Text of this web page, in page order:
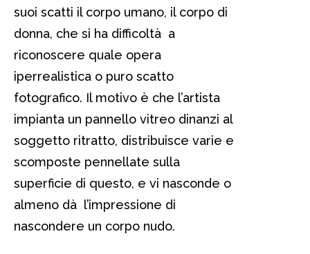
suoi scatti il corpo umano, il corpo di
donna, che si ha difficoltà a
riconoscere quale opera
iperrealistica o puro scatto
fotografico. Il motivo è che l’artista
impianta un pannello vitreo dinanzi al
soggetto ritratto, distribuisce varie e
scomposte pennellate sulla
superficie di questo, e vi nasconde o
almeno dà l’impressione di
nascondere un corpo nudo.